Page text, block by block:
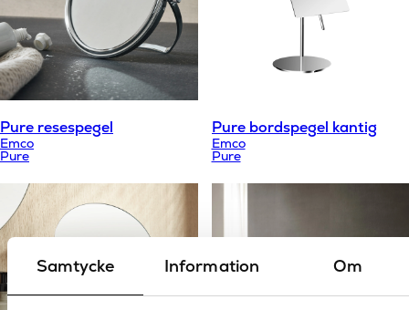
Samtycke Information Om
Pure resespegel
Emco
Pure
Pure bordspegel kantig
Emco
Pure